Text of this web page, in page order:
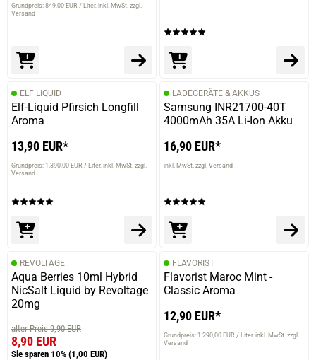
Grundpreis: 849,00 EUR / Liter inkl. MwSt. zzgl.
Versand
ELF LIQUID
Elf-Liquid Pfirsich Longfill
Aroma
13,90 EUR*
Grundpreis: 1.390,00 EUR / Liter inkl. MwSt. zzgl.
Versand
LADEGERÄTE & AKKUS
Samsung INR21700-40T
4000mAh 35A Li-Ion Akku
16,90 EUR*
inkl. MwSt. zzgl. Versand
REVOLTAGE
Aqua Berries 10ml Hybrid
NicSalt Liquid by Revoltage
20mg
alter Preis 9,90 EUR
8,90 EUR
Sie sparen 10% (1,00 EUR)
FLAVORIST
Flavorist Maroc Mint -
Classic Aroma
12,90 EUR*
Grundpreis: 1.290,00 EUR / Liter inkl. MwSt. zzgl.
Versand